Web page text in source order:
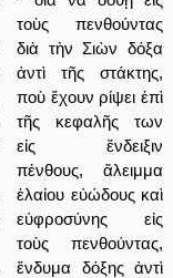
τοὺς πενθούντας
διὰ τὴν Σιὼν δόξα
ἀντὶ τῆς στάκτης,
ποὺ ἔχουν ρίψει ἐπὶ
τῆς κεφαλῆς των
εἰς ἔνδειξιν
πένθους, ἄλειμμα
ἐλαίου εὐώδους καὶ
εὐφροσύνης εἰς
τοὺς πενθούντας,
ἔνδυμα δόξης ἀντὶ